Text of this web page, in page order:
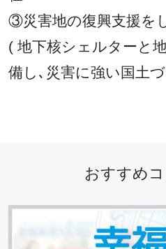
③災害地の復興支援を
( 地下核シェルターと
備し､災害に強い国土
おすすめ